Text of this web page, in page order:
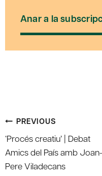
Anar a la
Post
navigation
PREVIOUS
‘Procés creatiu’ | Debat
Amics del País amb Joan-
Pere Viladecans